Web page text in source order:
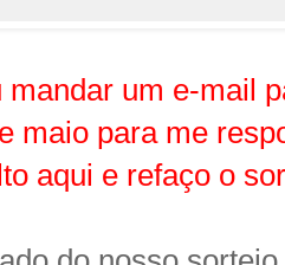
mandar um e-mail
maio para me
aqui e refaço o